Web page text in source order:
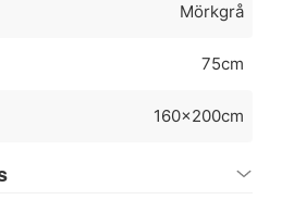
Mörkgrå
75cm
160x200cm